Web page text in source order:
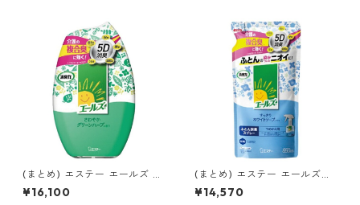
(まとめ) エステー エールズ 消
臭力 部屋用 さわやかグリーン
【×20セット】 消臭剤
¥16,100
(まとめ) エステー エールズ消
臭力 ふとん用スプレー詰替え
用【×20セット】 消臭剤
¥14,570